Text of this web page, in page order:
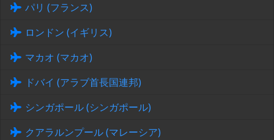
パリ (フランス)
ロンドン (イギリス)
マカオ (マカオ)
ドバイ (アラブ首長国連邦)
シンガポール (シンガポール)
クアラルンプール (マレーシア)